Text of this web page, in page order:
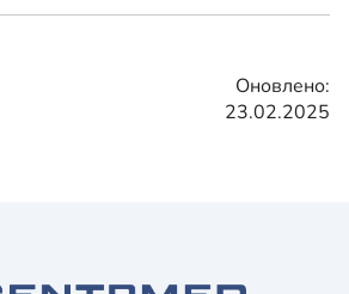
Оновлено:
23.02.2025